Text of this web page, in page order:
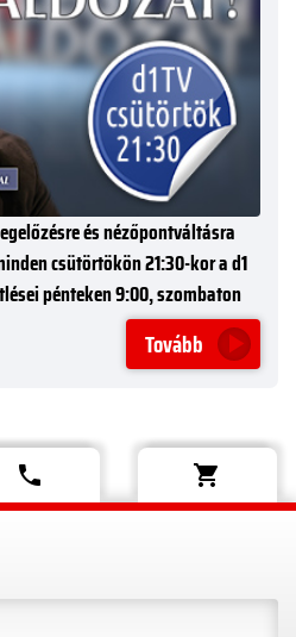
és nézőpontváltásra
csütörtökön 21:30-kor a d1
pénteken 9:00, szombaton
Tovább
phone shopping_cart